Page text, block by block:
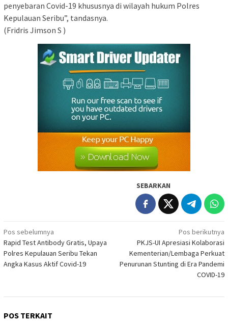
penyebaran Covid-19 khususnya di wilayah hukum Polres
Kepulauan Seribu”, tandasnya.
(Fridris Jimson S )
SEBARKAN
Navigasi
pos
Pos sebelumnya
Rapid Test Antibody Gratis, Upaya
Polres Kepulauan Seribu Tekan
Angka Kasus Aktif Covid-19
Pos berikutnya
PKJS-UI Apresiasi Kolaborasi
Kementerian/Lembaga Perkuat
Penurunan Stunting di Era Pandemi
COVID-19
POS TERKAIT